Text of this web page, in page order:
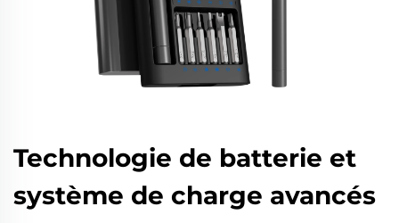
Technologie de batterie et
système de charge avancés